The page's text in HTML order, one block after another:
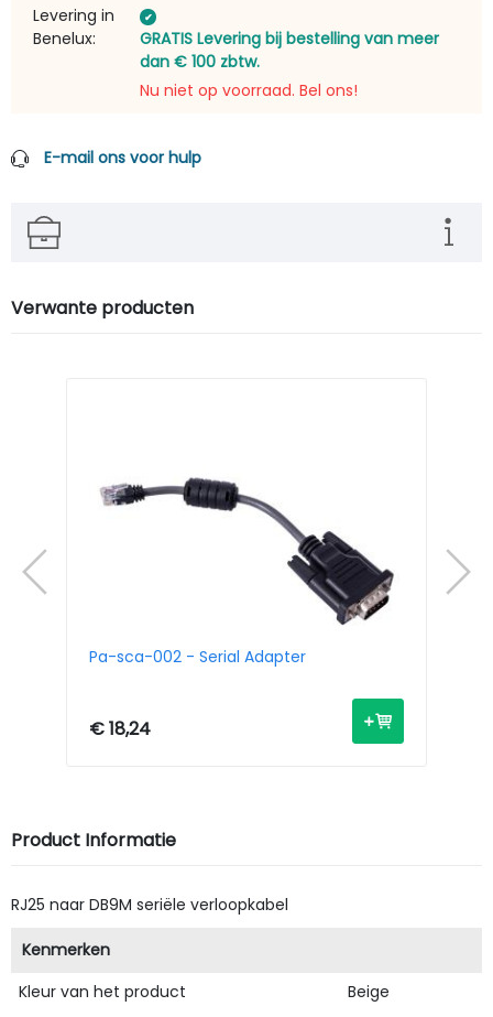
Levering in
Benelux:
GRATIS Levering bij bestelling van meer
dan € 100 zbtw.
Nu niet op voorraad. Bel ons!
E-mail ons voor hulp
Verwante producten
Pa-sca-002 - Serial Adapter
€ 18,24
Product Informatie
RJ25 naar DB9M seriële verloopkabel
Kenmerken
Kleur van het product
Beige